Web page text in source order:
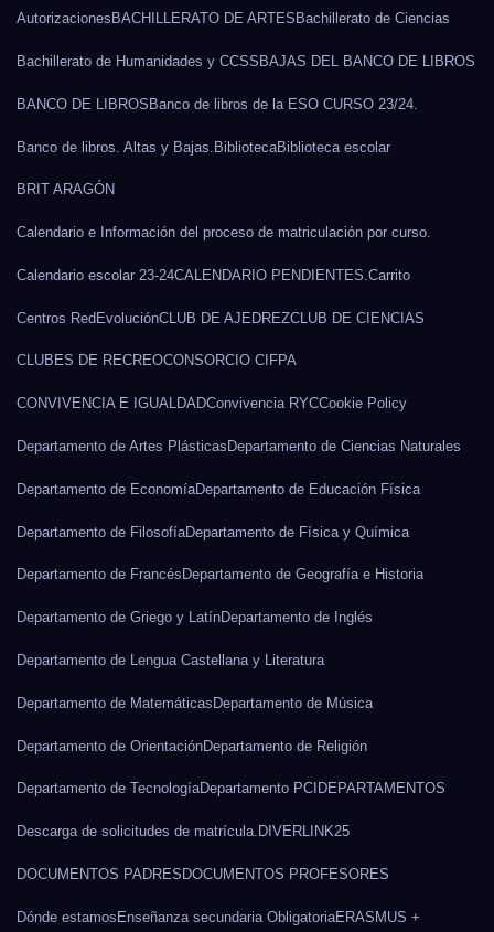
Autorizaciones BACHILLERATO DE ARTES Bachillerato de Ciencias
Bachillerato de Humanidades y CCSS BAJAS DEL BANCO DE LIBROS
BANCO DE LIBROS Banco de libros de la ESO CURSO 23/24.
Banco de libros. Altas y Bajas. BibliotecaBiblioteca escolar
BRIT ARAGÓN
Calendario e Información del proceso de matriculación por curso.
Calendario escolar 23-24CALENDARIO PENDIENTES. Carrito
Centros RedEvoluciónCLUB DE AJEDREZCLUB DE CIENCIAS
CLUBES DE RECREOCONSORCIO CIFPA
CONVIVENCIA E IGUALDADConvivencia RYCCookie Policy
Departamento de Artes Plásticas Departamento de Ciencias Naturales
Departamento de EconomíaDepartamento de Educación Física
Departamento de FilosofíaDepartamento de Física y Química
Departamento de Francés Departamento de Geografía e Historia
Departamento de Griego y LatínDepartamento de Inglés
Departamento de Lengua Castellana y Literatura
Departamento de MatemáticasDepartamento de Música
Departamento de OrientaciónDepartamento de Religión
Departamento de TecnologíaDepartamento PCI DEPARTAMENTOS
Descarga de solicitudes de matrícula. DIVERLINK25
DOCUMENTOS PADRES DOCUMENTOS PROFESORES
Dónde estamosEnseñanza secundaria ObligatoriaERASMUS +